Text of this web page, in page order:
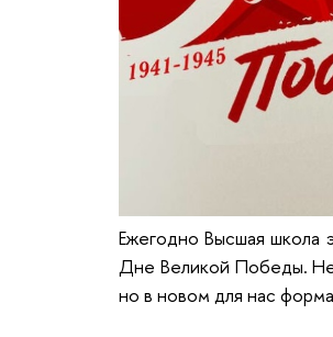
Ежегодно Высшая школа
Дне Великой Победы.
но в новом для нас